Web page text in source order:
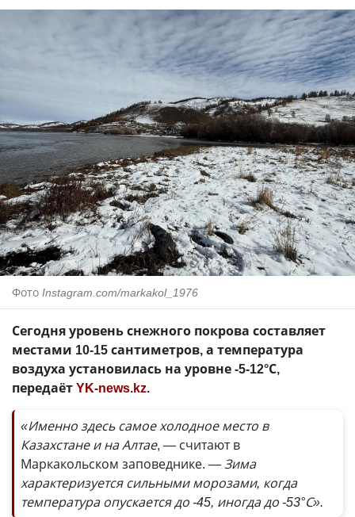
Фото Instagram.com/markakol_1976
Сегодня уровень снежного покрова составляет
местами 10-15 сантиметров, а температура
воздуха установилась на уровне -5-12°С,
передаётYK-news.kz.
«Именно здесь самое холодное место в
Казахстане и на Алтае, — считают в
Маркакольском заповеднике. — Зима
характеризуется сильными морозами, когда
температура опускается до -45, иногда до -53°С».